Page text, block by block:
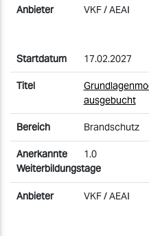
VKF / AEAI
17.02.2027
ausgebucht
Brandschutz
1.0
VKF / AEAI